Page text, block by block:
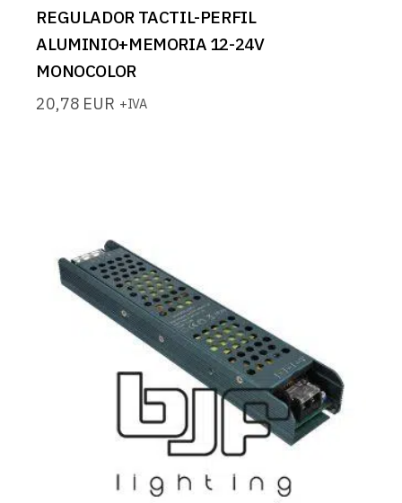
REGULADOR TACTIL-PERFIL
ALUMINIO+MEMORIA 12-24V
MONOCOLOR
20,78 EUR +IVA